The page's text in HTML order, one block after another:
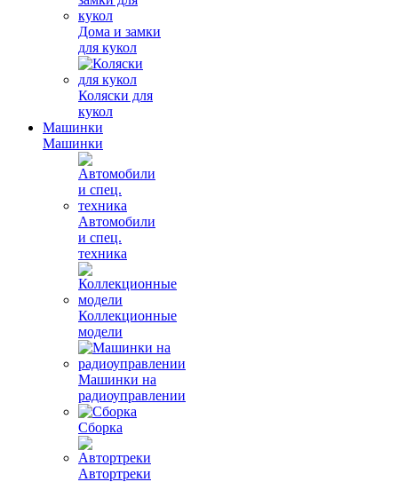
Дома и замки
для кукол
Коляски для
кукол
Машинки
Машинки
Автомобили
и спец.
техника
Коллекционные
модели
Машинки на
радиоуправлении
Сборка
Автортреки